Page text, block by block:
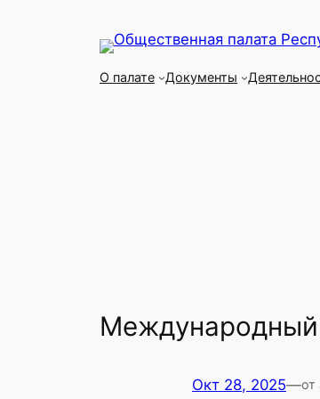
О палате
Документы
Окт 28, 2025—от